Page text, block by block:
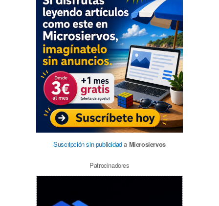
Suscripción sin publicidada Microsiervos
Patrocinadores